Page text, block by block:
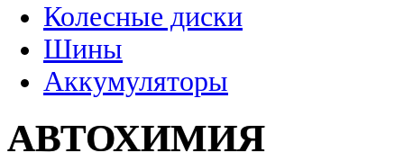
Колесные диски
Шины
Аккумуляторы
АВТОХИМИЯ